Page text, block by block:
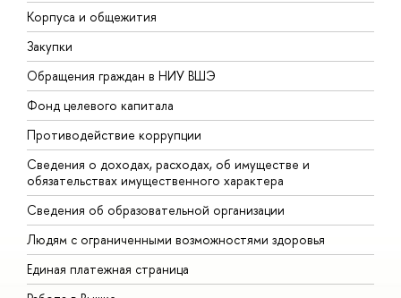
Корпуса и общежития
Закупки
Обращения граждан в НИУ ВШЭ
Фонд целевого капитала
Противодействие коррупции
Сведения о доходах, расходах, об имуществе и
обязательствах имущественного характера
Сведения об образовательной организации
Людям с ограниченными возможностями здоровья
Единая платежная страница